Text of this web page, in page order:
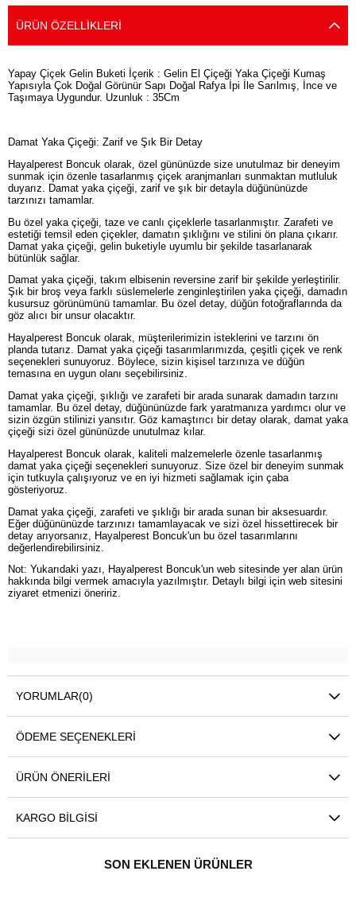
ÜRÜN ÖZELLIKLERI
Yapay Çiçek Gelin Buketi İçerik : Gelin El Çiçeği Yaka Çiçeği Kumaş
Yapısıyla Çok Doğal Görünür Sapı Doğal Rafya İpi İle Sarılmış, İnce ve
Taşımaya Uygundur. Uzunluk : 35Cm
Damat Yaka Çiçeği: Zarif ve Şık Bir Detay
Hayalperest Boncuk olarak, özel gününüzde size unutulmaz bir deneyim
sunmak için özenle tasarlanmış çiçek aranjmanları sunmaktan mutluluk
duyarız. Damat yaka çiçeği, zarif ve şık bir detayla düğününüzde
tarzınızı tamamlar.
Bu özel yaka çiçeği, taze ve canlı çiçeklerle tasarlanmıştır. Zarafeti ve
estetiği temsil eden çiçekler, damatın şıklığını ve stilini ön plana çıkarır.
Damat yaka çiçeği, gelin buketiyle uyumlu bir şekilde tasarlanarak
bütünlük sağlar.
Damat yaka çiçeği, takım elbisenin reversine zarif bir şekilde yerleştirilir.
Şık bir broş veya farklı süslemelerle zenginleştirilen yaka çiçeği, damadın
kusursuz görünümünü tamamlar. Bu özel detay, düğün fotoğraflarında da
göz alıcı bir unsur olacaktır.
Hayalperest Boncuk olarak, müşterilerimizin isteklerini ve tarzını ön
planda tutarız. Damat yaka çiçeği tasarımlarımızda, çeşitli çiçek ve renk
seçenekleri sunuyoruz. Böylece, sizin kişisel tarzınıza ve düğün
temasına en uygun olanı seçebilirsiniz.
Damat yaka çiçeği, şıklığı ve zarafeti bir arada sunarak damadın tarzını
tamamlar. Bu özel detay, düğününüzde fark yaratmanıza yardımcı olur ve
sizin özgün stilinizi yansıtır. Göz kamaştırıcı bir detay olarak, damat yaka
çiçeği sizi özel gününüzde unutulmaz kılar.
Hayalperest Boncuk olarak, kaliteli malzemelerle özenle tasarlanmış
damat yaka çiçeği seçenekleri sunuyoruz. Size özel bir deneyim sunmak
için tutkuyla çalışıyoruz ve en iyi hizmeti sağlamak için çaba
gösteriyoruz.
Damat yaka çiçeği, zarafeti ve şıklığı bir arada sunan bir aksesuardır.
Eğer düğününüzde tarzınızı tamamlayacak ve sizi özel hissettirecek bir
detay arıyorsanız, Hayalperest Boncuk'un bu özel tasarımlarını
değerlendirebilirsiniz.
Not: Yukarıdaki yazı, Hayalperest Boncuk'un web sitesinde yer alan ürün
hakkında bilgi vermek amacıyla yazılmıştır. Detaylı bilgi için web sitesini
ziyaret etmenizi öneririz.
YORUMLAR(0)
ÖDEME SEÇENEKLERI
ÜRÜN ÖNERILERI
KARGO BILGISI
SON EKLENEN ÜRÜNLER